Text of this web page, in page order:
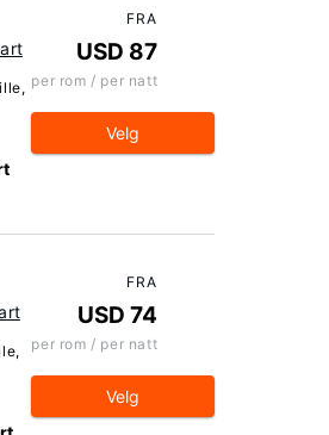
FRA
USD 87
per rom / per natt
Velg
FRA
USD 74
per rom / per natt
Velg